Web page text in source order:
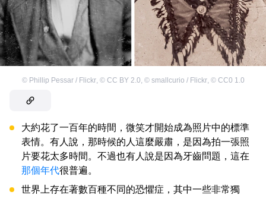
© Phillip Pessar / Flickr, © CC BY 2.0, © smallcurio / Flickr, © CC0 1.0
大約花了一百年的時間，微笑才開始成為照片中的標準
表情。有人說，那時候的人這麼嚴肅，是因為拍一張照
片要花太多時間。不過也有人說是因為牙齒問題，這在
那個年代很普遍。
世界上存在著數百種不同的恐懼症，其中一些非常獨